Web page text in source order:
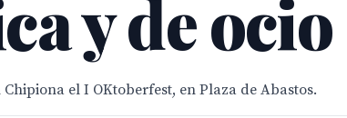
y de ocio
el I OKtoberfest, en Plaza de Abastos.